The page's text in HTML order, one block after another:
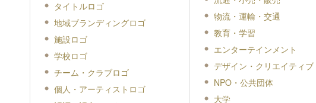
タイトルロゴ
地域ブランディングロゴ
施設ロゴ
学校ロゴ
チーム・クラブロゴ
個人・アーティストロゴ
物流・運輸・交通
教育・学習
エンターテインメント
デザイン・クリエイティブ
NPO・公共団体
大学